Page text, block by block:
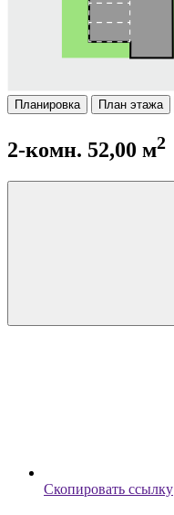
Планировка План этажа
2-комн. 52,00 м2
Скопировать ссылку